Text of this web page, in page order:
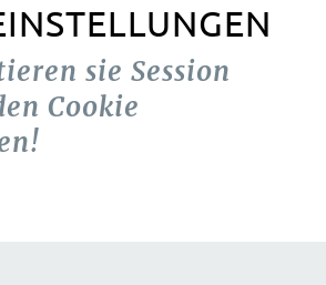
sie Session
Cookie